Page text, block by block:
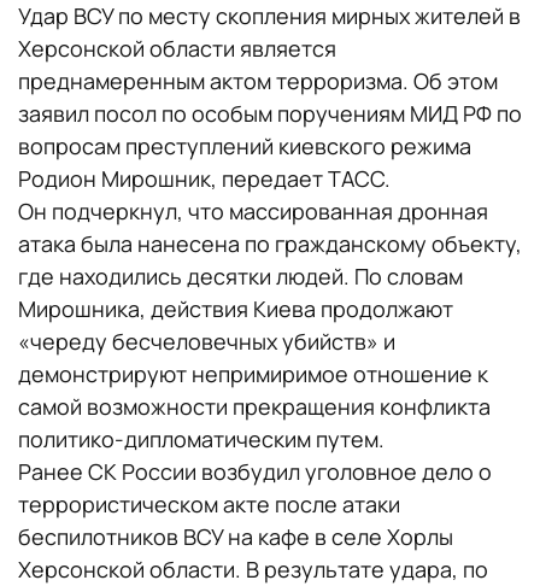
Удар ВСУ по месту скопления мирных жителей в
Херсонской области является
преднамеренным актом терроризма. Об этом
заявил посол по особым поручениям МИД РФ по
вопросам преступлений киевского режима
Родион Мирошник, передает ТАСС.
Он подчеркнул, что массированная дронная
атака была нанесена по гражданскому объекту,
где находились десятки людей. По словам
Мирошника, действия Киева продолжают
«череду бесчеловечных убийств» и
демонстрируют непримиримое отношение к
самой возможности прекращения конфликта
политико-дипломатическим путем.
Ранее СК России возбудил уголовное дело о
террористическом акте после атаки
беспилотников ВСУ на кафе в селе Хорлы
Херсонской области. В результате удара, по